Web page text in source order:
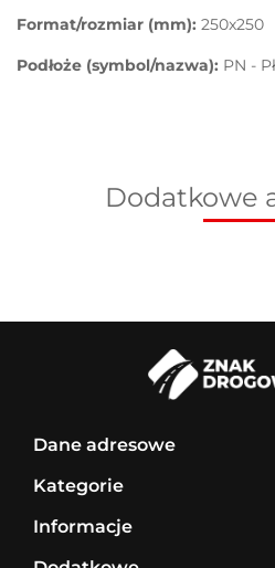
Format/rozmiar (mm): 250x250
Podłoże (symbol/nazwa): PN -
Dodatkowe
Dane adresowe
Kategorie
Informacje